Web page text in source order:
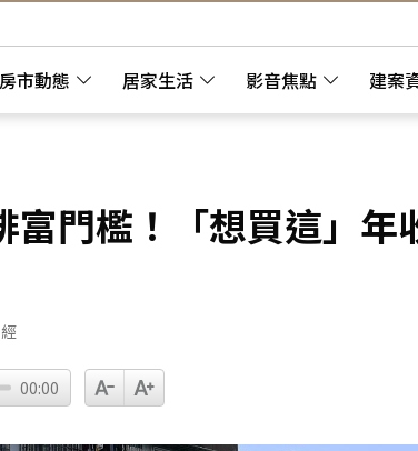
房市動態 居家生活 影音焦點 建案
富門檻！「想買這」年
00:00